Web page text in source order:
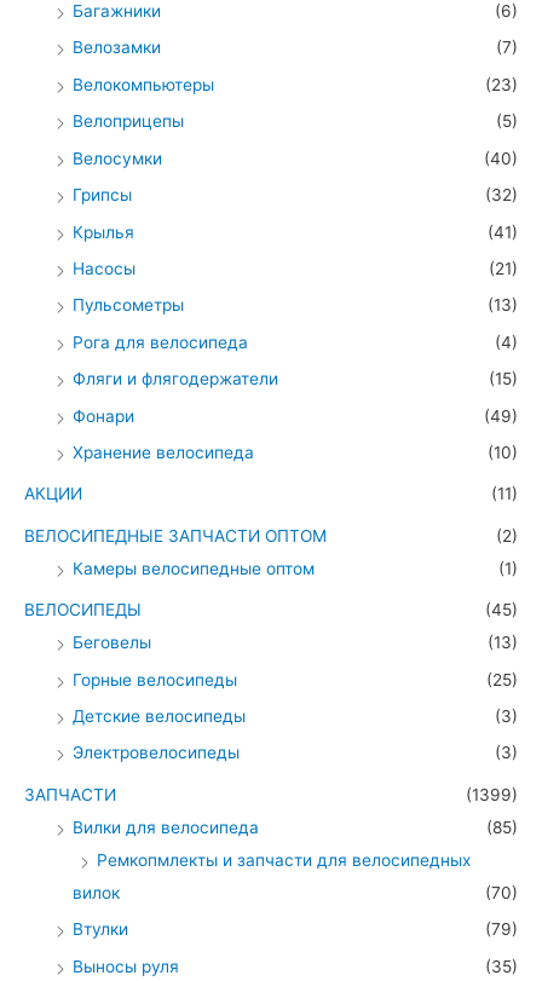
Багажники
(6)
Велозамки
(7)
Велокомпьютеры
(23)
Велоприцепы
(5)
Велосумки
(40)
Грипсы
(32)
Крылья
(41)
Насосы
(21)
Пульсометры
(13)
Рога для велосипеда
(4)
Фляги и флягодержатели
(15)
Фонари
(49)
Хранение велосипеда
(10)
АКЦИИ (11)
ВЕЛОСИПЕДНЫЕ ЗАПЧАСТИ ОПТОМ
(2)
Камеры велосипедные оптом
(1)
ВЕЛОСИПЕДЫ
(45)
Беговелы
(13)
Горные велосипеды
(25)
Детские велосипеды
(3)
Электровелосипеды
(3)
ЗАПЧАСТИ
(1399)
Вилки для велосипеда
(85)
Ремкопмлекты и запчасти для велосипедных
вилок
(70)
Втулки
(79)
Выносы руля
(35)